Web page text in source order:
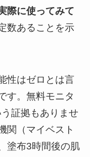
際に使ってみて
数あることを示
性はゼロとは言
す。無料モニタ
証拠もありませ
関（マイベスト
塗布3時間後の肌